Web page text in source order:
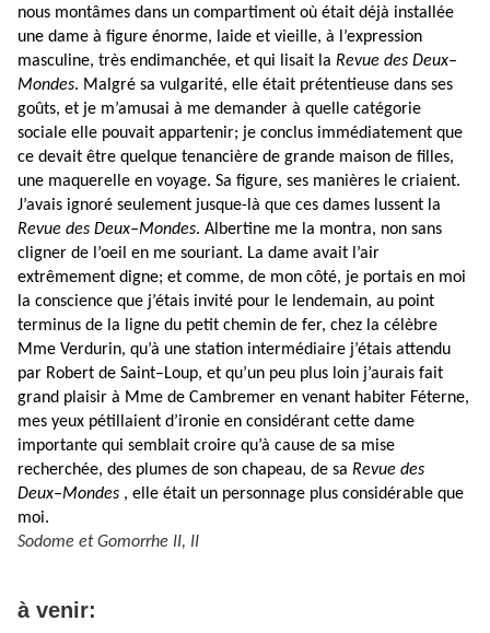
nous montâmes dans un compartiment où était déjà installée
une dame à figure énorme, laide et vieille, à l’expression
masculine, très endimanchée, et qui lisait la Revue des Deux–
Mondes. Malgré sa vulgarité, elle était prétentieuse dans ses
goûts, et je m’amusai à me demander à quelle catégorie
sociale elle pouvait appartenir; je conclus immédiatement que
ce devait être quelque tenancière de grande maison de filles,
une maquerelle en voyage. Sa figure, ses manières le criaient.
J’avais ignoré seulement jusque-là que ces dames lussent la
Revue des Deux–Mondes. Albertine me la montra, non sans
cligner de l’oeil en me souriant. La dame avait l’air
extrêmement digne; et comme, de mon côté, je portais en moi
la conscience que j’étais invité pour le lendemain, au point
terminus de la ligne du petit chemin de fer, chez la célèbre
Mme Verdurin, qu’à une station intermédiaire j’étais attendu
par Robert de Saint–Loup, et qu’un peu plus loin j’aurais fait
grand plaisir à Mme de Cambremer en venant habiter Féterne,
mes yeux pétillaient d’ironie en considérant cette dame
importante qui semblait croire qu’à cause de sa mise
recherchée, des plumes de son chapeau, de sa Revue des
Deux–Mondes , elle était un personnage plus considérable que
moi.
Sodome et Gomorrhe II, II
à venir: